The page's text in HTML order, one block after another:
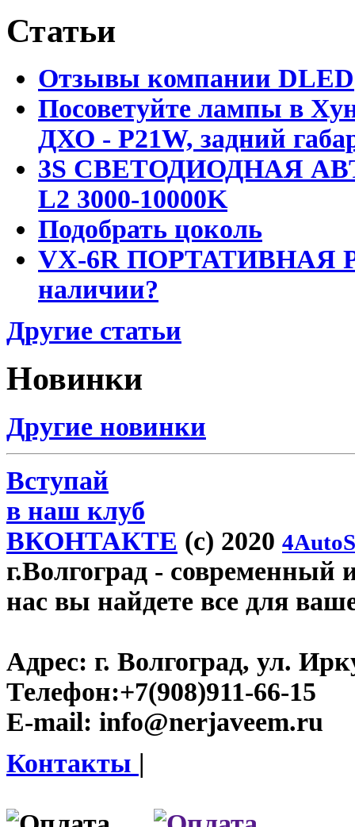
Статьи
Отзывы компании DLED
Посоветуйте лампы в
ДХО - P21W, задний
3S СВЕТОДИОДНАЯ
L2 3000-10000K
Подобрать цоколь
VX-6R ПОРТАТИВНАЯ
наличии?
Другие статьи
Новинки
Другие новинки
Вступай
в наш клуб
ВКОНТАКТЕ (c) 2020
г.Волгоград - современный
нас вы найдете все для
Адрес: г. Волгоград, ул.
Телефон:+7(908)911-66-15
E-mail: info@nerjaveem.ru
Контакты |